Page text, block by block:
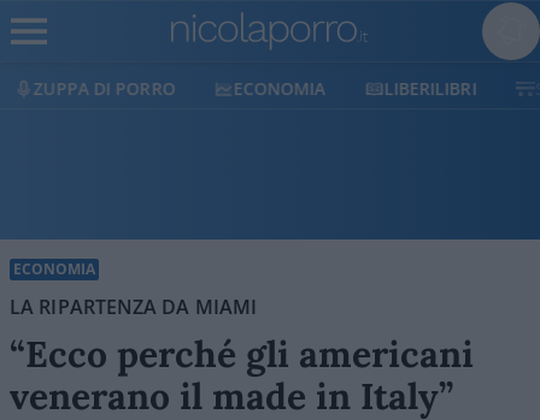
DI PORRO ECONOMIA LIBERILIBRI
ECONOMIA
LA RIPARTENZA DA MIAMI
“Ecco perché gli americani
venerano il made in Italy”